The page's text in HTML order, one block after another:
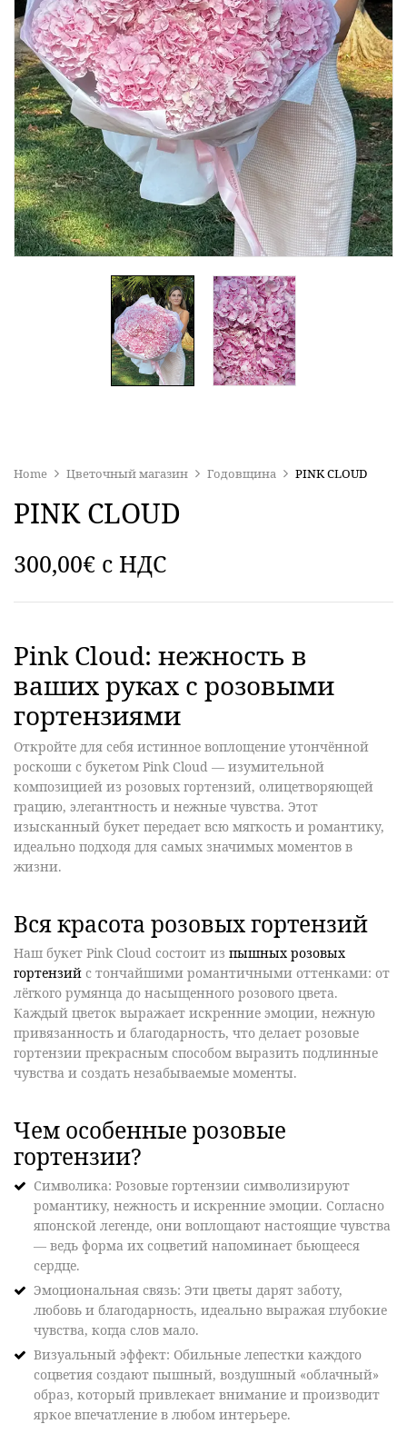
Home Цветочный магазин Годовщина PINK CLOUD
PINK CLOUD
300,00€ c НДС
Pink Cloud: нежность в
ваших руках с розовыми
гортензиями
Откройте для себя истинное воплощение утончённой
роскоши с букетом Pink Cloud — изумительной
композицией из розовых гортензий, олицетворяющей
грацию, элегантность и нежные чувства. Этот
изысканный букет передает всю мягкость и романтику,
идеально подходя для самых значимых моментов в
жизни.
Вся красота розовых гортензий
Наш букет Pink Cloud состоит из пышных розовых
гортензий с тончайшими романтичными оттенками: от
лёгкого румянца до насыщенного розового цвета.
Каждый цветок выражает искренние эмоции, нежную
привязанность и благодарность, что делает розовые
гортензии прекрасным способом выразить подлинные
чувства и создать незабываемые моменты.
Чем особенные розовые
гортензии?
Символика: Розовые гортензии символизируют
романтику, нежность и искренние эмоции. Согласно
японской легенде, они воплощают настоящие чувства
— ведь форма их соцветий напоминает бьющееся
сердце.
Эмоциональная связь: Эти цветы дарят заботу,
любовь и благодарность, идеально выражая глубокие
чувства, когда слов мало.
Визуальный эффект: Обильные лепестки каждого
соцветия создают пышный, воздушный «облачный»
образ, который привлекает внимание и производит
яркое впечатление в любом интерьере.